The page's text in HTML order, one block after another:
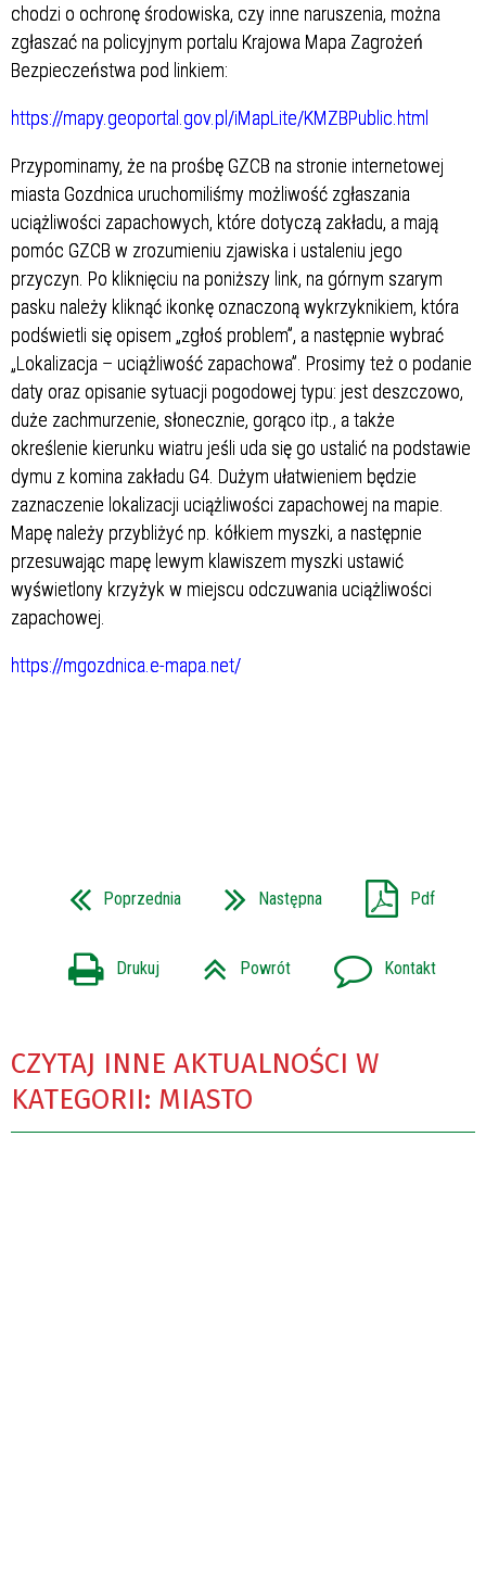
chodzi o ochronę środowiska, czy inne naruszenia, można
zgłaszać na policyjnym portalu Krajowa Mapa Zagrożeń
Bezpieczeństwa pod linkiem:
https://mapy.geoportal.gov.pl/iMapLite/KMZBPublic.html
Przypominamy, że na prośbę GZCB na stronie internetowej
miasta Gozdnica uruchomiliśmy możliwość zgłaszania
uciążliwości zapachowych, które dotyczą zakładu, a mają
pomóc GZCB w zrozumieniu zjawiska i ustaleniu jego
przyczyn. Po kliknięciu na poniższy link, na górnym szarym
pasku należy kliknąć ikonkę oznaczoną wykrzyknikiem, która
podświetli się opisem „zgłoś problem”, a następnie wybrać
„Lokalizacja – uciążliwość zapachowa”. Prosimy też o podanie
daty oraz opisanie sytuacji pogodowej typu: jest deszczowo,
duże zachmurzenie, słonecznie, gorąco itp., a także
określenie kierunku wiatru jeśli uda się go ustalić na podstawie
dymu z komina zakładu G4. Dużym ułatwieniem będzie
zaznaczenie lokalizacji uciążliwości zapachowej na mapie.
Mapę należy przybliżyć np. kółkiem myszki, a następnie
przesuwając mapę lewym klawiszem myszki ustawić
wyświetlony krzyżyk w miejscu odczuwania uciążliwości
zapachowej.
https://mgozdnica.e-mapa.net/
Poprzednia Następna Pdf
Drukuj Powrót Kontakt
CZYTAJ INNE AKTUALNOŚCI W
KATEGORII: MIASTO